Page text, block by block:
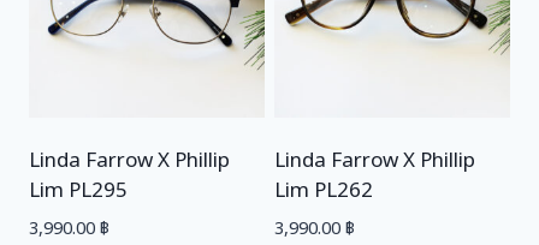
Linda Farrow X Phillip
Lim PL295
3,990.00฿
Linda Farrow X Phillip
Lim PL262
3,990.00฿